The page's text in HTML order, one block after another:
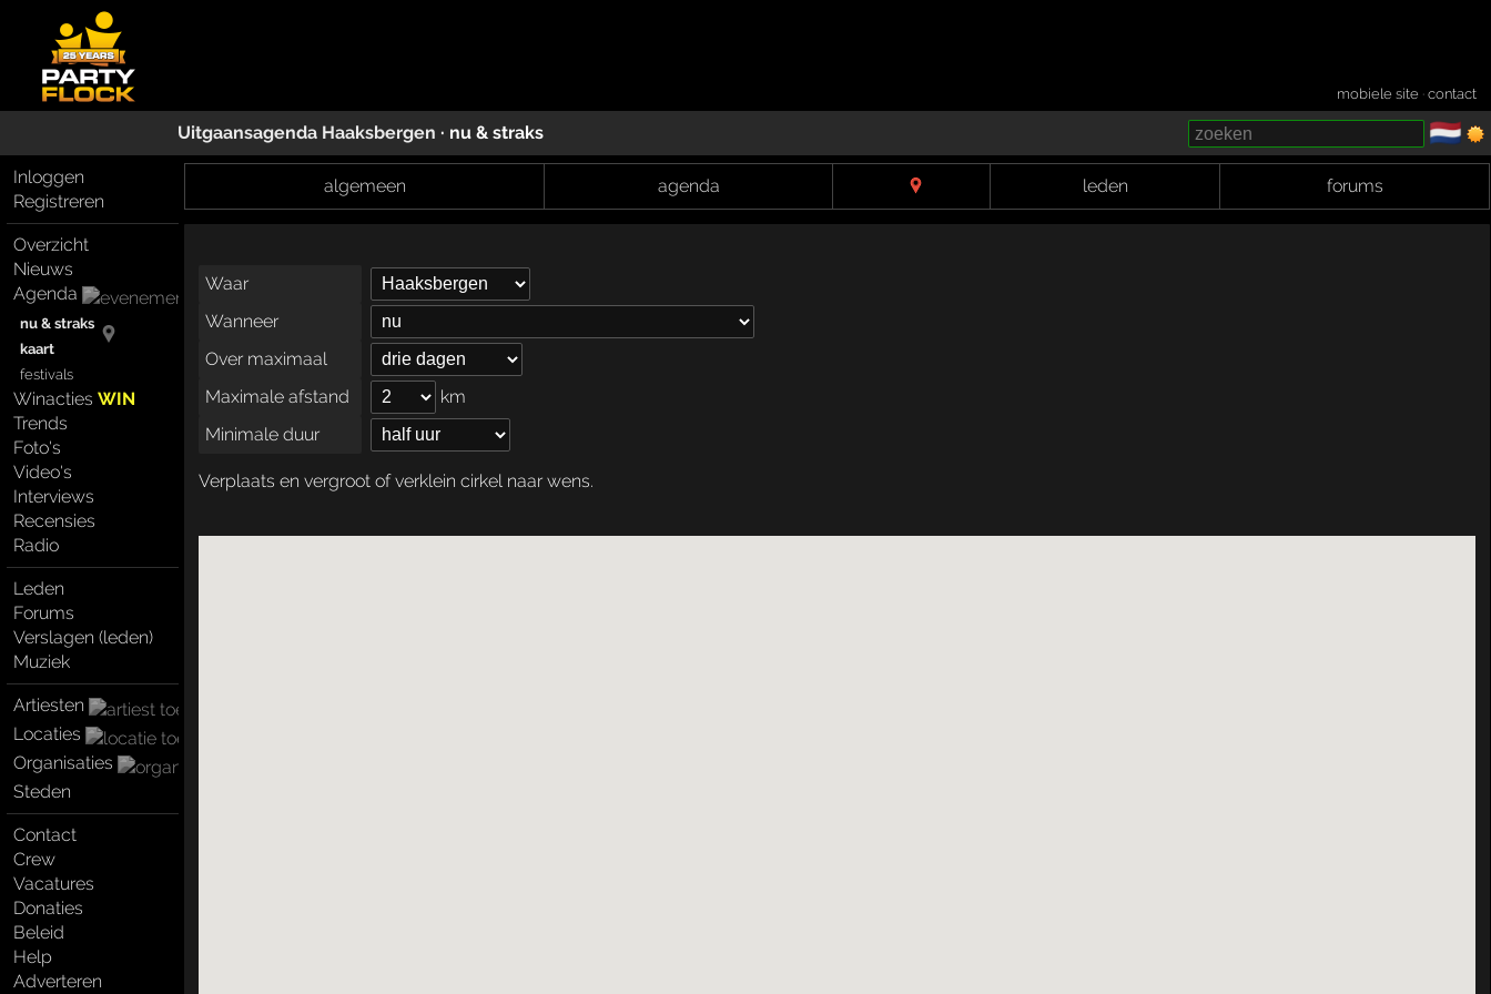
mobiele site ·contact
Uitgaansagenda Haaksbergen · nu & straks 🇳🇱
Inloggen
Registreren
Overzicht
Nieuws
Agenda
nu & straks
kaart
festivals
WinactiesWIN
Trends
Foto's
Video's
Interviews
Recensies
Radio
Leden
Forums
Verslagen (leden)
Muziek
Artiesten
Locaties
Organisaties
Steden
Contact
Crew
Vacatures
Donaties
Beleid
Help
Adverteren
algemeen agenda leden forums
Waar
Wanneer
Over maximaal
Maximale afstand
km
Minimale duur
Verplaats en vergroot of verklein cirkel naar wens.